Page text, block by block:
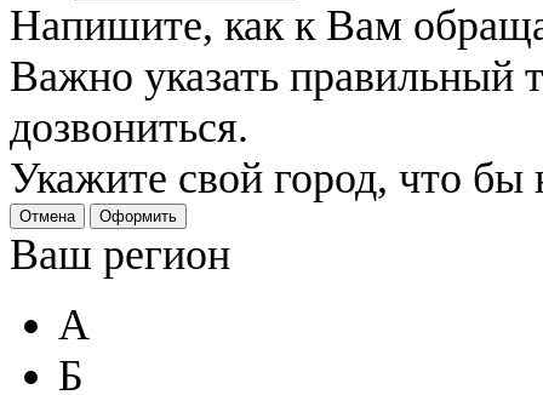
Напишите, как к Вам
Важно указать
дозвониться.
Укажите свой город, что
Отмена Оформить
Ваш регион
А
Б